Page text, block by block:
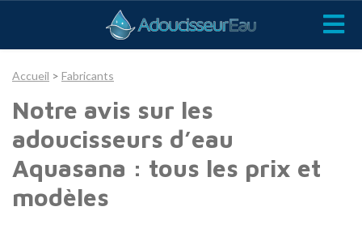
Accueil > Fabricants
Notre avis sur les
adoucisseurs d’eau
Aquasana : tous les prix et
modèles